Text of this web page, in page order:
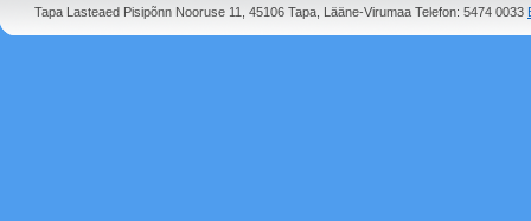
Tapa Lasteaed Pisipõnn Nooruse 11, 45106 Tapa, Lääne-Virumaa Telefon: 5474 0033